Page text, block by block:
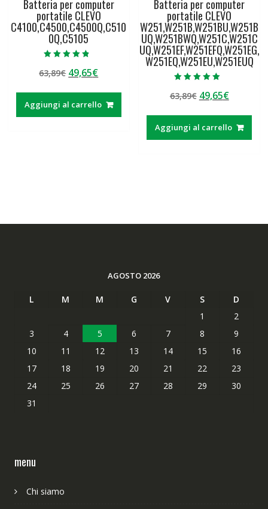
Batteria per computer
portatile CLEVO
C4100,C4500,C4500Q,C510
0Q,C5105
4.50
su 5
63,89€ Il
originale
era:
49,65€Il
attuale
è:
Aggiungi al carrello
Batteria per computer
portatile CLEVO
W251,W251B,W251BU,W251B
UQ,W251BWQ,W251C,W251C
UQ,W251EF,W251EFQ,W251EG,
W251EQ,W251EU,W251EUQ
5.00
su 5
63,89€ Il
originale
era:
49,65€Il
attuale
è:
Aggiungi al carrello
AGOSTO 2026
L M M G V S
D
1
2
3
4 5 6 7 8
9
10
11 12 13 14 15
16
17
18 19 20 21 22
23
24
25 26 27 28 29
30
31
menu
Chi siamo